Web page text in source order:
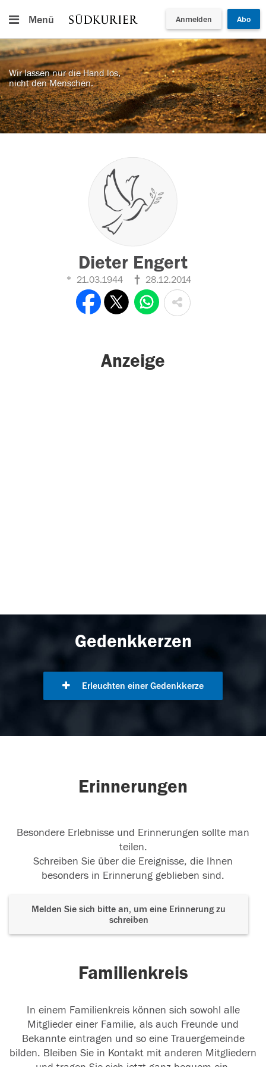
Menü Anmelden Abo
Wir lassen nur die Hand los,
nicht den Menschen.
Dieter Engert
21.03.1944 28.12.2014
Anzeige
Gedenkkerzen
Erleuchten einer Gedenkkerze
Erinnerungen
Besondere Erlebnisse und Erinnerungen sollte man
teilen.
Schreiben Sie über die Ereignisse, die Ihnen
besonders in Erinnerung geblieben sind.
Melden Sie sich bitte an, um eine Erinnerung zu
schreiben
Familienkreis
In einem Familienkreis können sich sowohl alle
Mitglieder einer Familie, als auch Freunde und
Bekannte eintragen und so eine Trauergemeinde
bilden. Bleiben Sie in Kontakt mit anderen Mitgliedern